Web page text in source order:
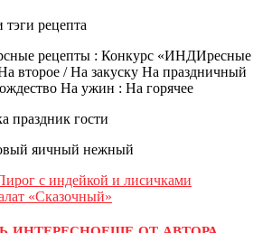
рецепта
рецепты : Конкурс «ИНДИресные
второе / На закуску На праздничный
На ужин : На горячее
праздник гости
яичный нежный
с индейкой и лисичками
«Сказочный»